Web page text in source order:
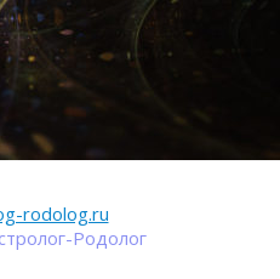
rodolog.ru
Родолог